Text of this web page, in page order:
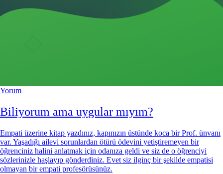
Yorum
Biliyorum ama uygular mıyım?
Empati üzerine kitap yazdınız, kapınızın üstünde koca bir Prof. ünvanı
var. Yaşadığı ailevi sorunlardan ötürü ödevini yetiştiremeyen bir
öğrenciniz halini anlatmak için odanıza geldi ve siz de o öğrenciyi
sözlerinizle haşlayıp gönderdiniz. Evet siz ilginç bir şekilde empatisi
olmayan bir empati profesörüsünüz.